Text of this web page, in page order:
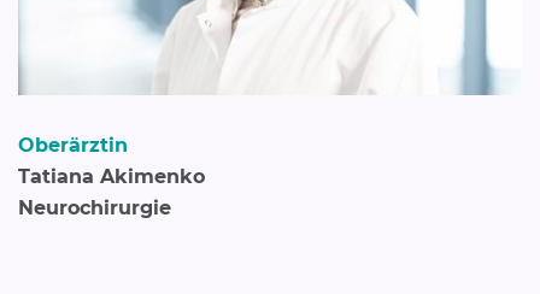
Oberärztin
Tatiana Akimenko
Neurochirurgie